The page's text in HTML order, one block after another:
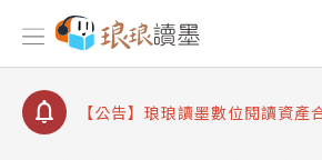
查詢
【公告】因 Readmoo 讀墨系統
停部分閱讀服務
【公告】琅琅讀墨數位閱讀資產